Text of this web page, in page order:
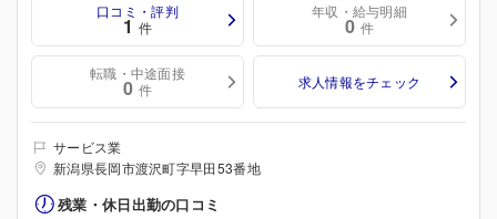
口コミ・評判
1 件
年収・給与明細
0 件
転職・中途面接
0 件 求人情報をチェック
サービス業
新潟県長岡市渡沢町字早田53番地
残業・休日出勤の口コミ